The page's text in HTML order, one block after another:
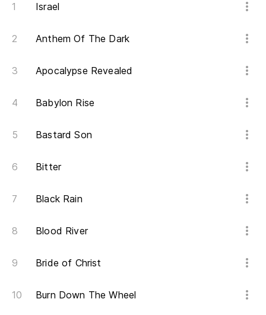
Israel
Anthem Of The Dark
Apocalypse Revealed
Babylon Rise
Bastard Son
Bitter
Black Rain
Blood River
Bride of Christ
Burn Down The Wheel